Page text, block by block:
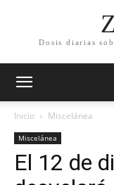
Dosis diarias
Inicio Miscelánea
Miscelánea
El 12 de